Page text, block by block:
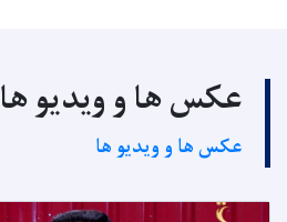
عکس ها و ویدیو ها
عکس ها و ویدیو ها